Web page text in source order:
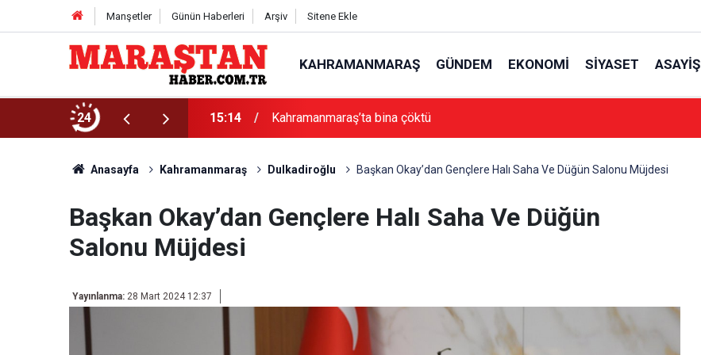
Manşetler Günün Haberleri Arşiv Sitene Ekle
KAHRAMANMARAŞ GÜNDEM EKONOMI SIYASET ASAYIŞ
24
Sağladı 15:14 Kahramanmaraş’ta bina çöktü
Anasayfa Kahramanmaraş Dulkadiroğlu Başkan Okay’dan Gençlere Halı Saha Ve Düğün Salonu Müjdesi
Başkan Okay’dan Gençlere Halı Saha Ve Düğün
Salonu Müjdesi
Yayınlanma: 28 Mart 2024 12:37